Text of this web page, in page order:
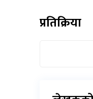
प्रतिक्रिया